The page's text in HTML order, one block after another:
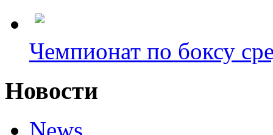
Чемпионат по боксу
Новости